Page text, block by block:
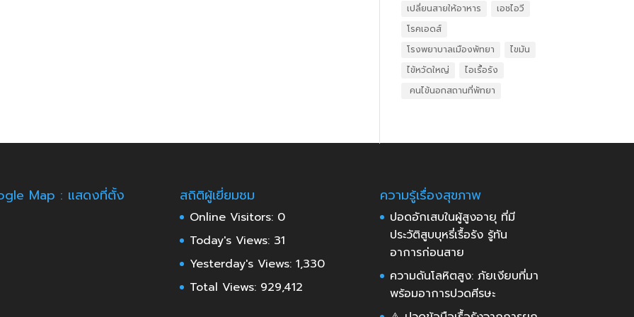
เปลี่ยนสายให้อาหาร
เอชไอวี
โรคเอดส์
โรงพยาบาลเมืองพัทยา
ไขมัน
ไข้หวัดใหญ่
ไอเรื้อรัง
​ คนไข้นอกสถานที่พัทยา
Map : แสดงที่ตั้ง สถิติผู้เยี่ยมชม
Online Visitors: 0
Today's Views: 31
Yesterday's Views: 1,330
Total Views: 929,412
ความรู้เรื่องสุขภาพ
ปอดอักเสบในผู้สูงอายุ ที่มี
ประวัติสูบบุหรี่เรื้อรัง รู้ทัน
อาการก่อนสาย
ความดันโลหิตสูง: ภัยเงียบที่มา
พร้อมอาการปวดศีรษะ